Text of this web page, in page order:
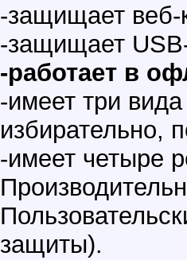
-защищает веб-
-защищает
-работает в
-имеет три
избирательно,
-имеет четыре
защиты).